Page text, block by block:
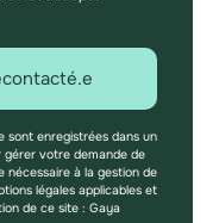
sont enregistrées dans un
gérer votre demande de
nécessaire à la gestion de
légales applicables et
de ce site : Gaya